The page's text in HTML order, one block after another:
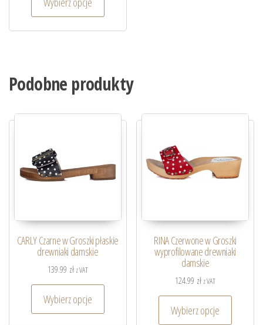
Podobne produkty
CARLY Czarne w Groszki płaskie
drewniaki damskie
139.99 zł z VAT
Wybierz opcje
RINA Czerwone w Groszki
wyprofilowane drewniaki
damskie
124.99 zł z VAT
Wybierz opcje